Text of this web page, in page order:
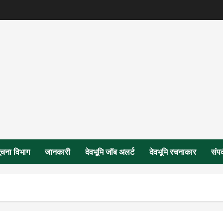
विभाग जानकारी देवभूमि जॉब अलर्ट देवभूमि रचनाकार